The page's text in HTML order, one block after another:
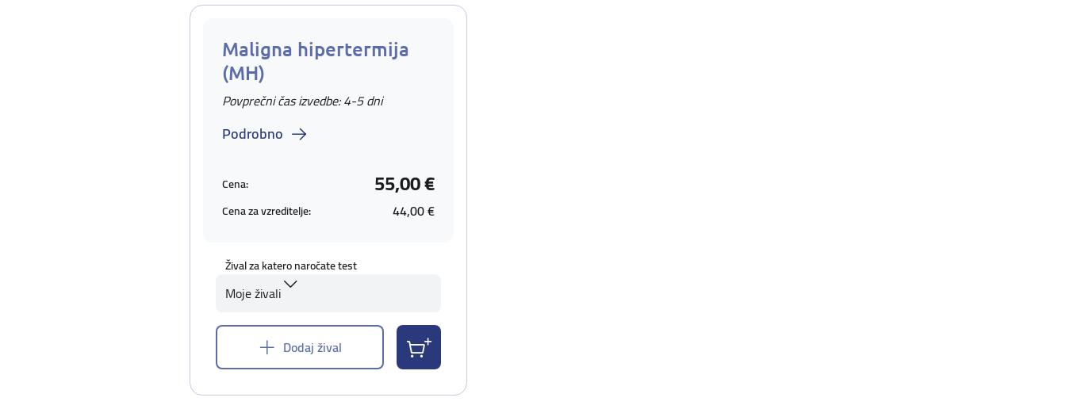
Maligna hipertermija
(MH)
Povprečni čas izvedbe: 4-5 dni
Podrobno
Cena: 55,00 €
Cena za vzreditelje: 44,00 €
Žival za katero naročate test
Moje živali
Dodaj žival